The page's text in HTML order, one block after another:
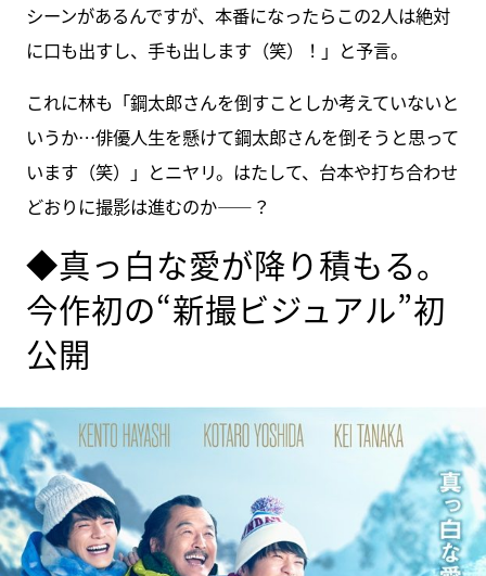
シーンがあるんですが、本番になったらこの2人は絶対
に口も出すし、手も出します（笑）！」と予言。
これに林も「鋼太郎さんを倒すことしか考えていないと
いうか…俳優人生を懸けて鋼太郎さんを倒そうと思って
います（笑）」とニヤリ。はたして、台本や打ち合わせ
どおりに撮影は進むのか――？
◆真っ白な愛が降り積もる。
今作初の“新撮ビジュアル”初
公開